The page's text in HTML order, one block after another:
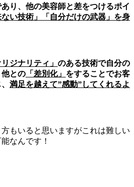
り、他の美容師と差をつけるポイ
ない技術」「自分だけの武器」を身
リジナリティ」 のある技術で自分の
との 「差別化」 をすることでお客
満足を越えて”感動”してくれるよ
もいると思いますがこれは難しい
なんです！